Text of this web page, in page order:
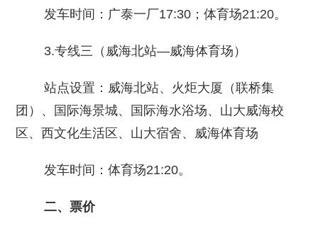
发车时间：广泰一厂17:30；体育场21:20。
3.专线三（威海北站—威海体育场）
站点设置：威海北站、火炬大厦（联桥集
团）、国际海景城、国际海水浴场、山大威海校
区、西文化生活区、山大宿舍、威海体育场
发车时间：体育场21:20。
二、票价